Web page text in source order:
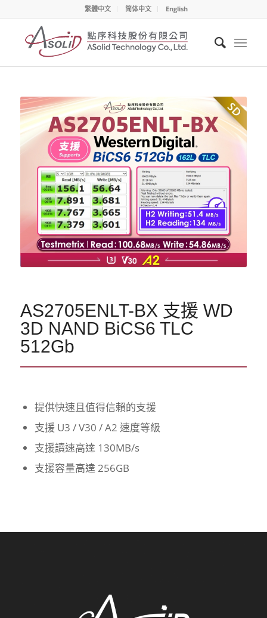
繁體中文 简体中文 English
AS2705ENLT-BX 支援 WD
3D NAND BiCS6 TLC
512Gb
提供快速且值得信賴的支援
支援 U3 / V30 / A2 速度等級
支援讀速高達 130MB/s
支援容量高達 256GB